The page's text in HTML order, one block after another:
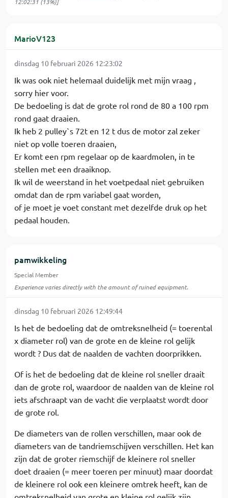
MarioV123
dinsdag 10 februari 2026 12:23:02
Ik was ook niet helemaal duidelijk met mijn vraag ,
sorry hier voor.
De bedoeling is dat de grote rol rond de 80 a 100 rpm
rond gaat draaien.
Ik heb 2 pulley`s 72t en 12 t dus de motor zal zeker
niet op volle toeren draaien,
Er komt een rpm regelaar op de kaardmolen, in te
stellen met een draaiknop.
Ik wil de weerstand in het voetpedaal niet gebruiken
omdat dan de rpm variabel gaat worden,
of je moet je voet constant met dezelfde druk op het
pedaal houden.
pamwikkeling
Special Member
Experience varies directly with the amount of ruined equipment.
dinsdag 10 februari 2026 12:49:44
Is het de bedoeling dat de omtreksnelheid (= toerental
x diameter rol) van de grote en de kleine rol gelijk
wordt ? Dus dat de naalden de vachten doorprikken.
Of is het de bedoeling dat de kleine rol sneller draait
dan de grote rol, waardoor de naalden van de kleine rol
iets afschraapt van de vacht die verplaatst wordt door
de grote rol.
De diameters van de rollen verschillen, maar ook de
diameters van de tandriemschijven verschillen. Het kan
zijn dat de groter riemschijf de kleinere rol sneller
doet draaien (= meer toeren per minuut) maar doordat
de kleinere rol ook een kleinere omtrek heeft, kan de